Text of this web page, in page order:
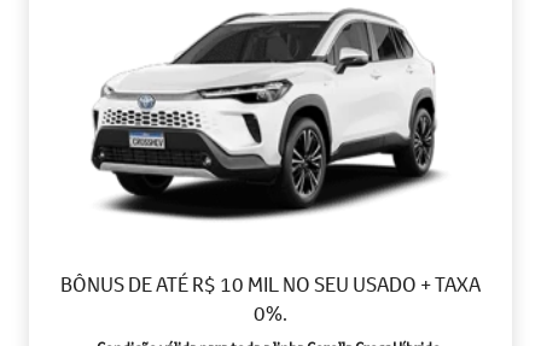
BÔNUS DE ATÉ R$ 10 MIL NO SEU USADO + TAXA
0%.